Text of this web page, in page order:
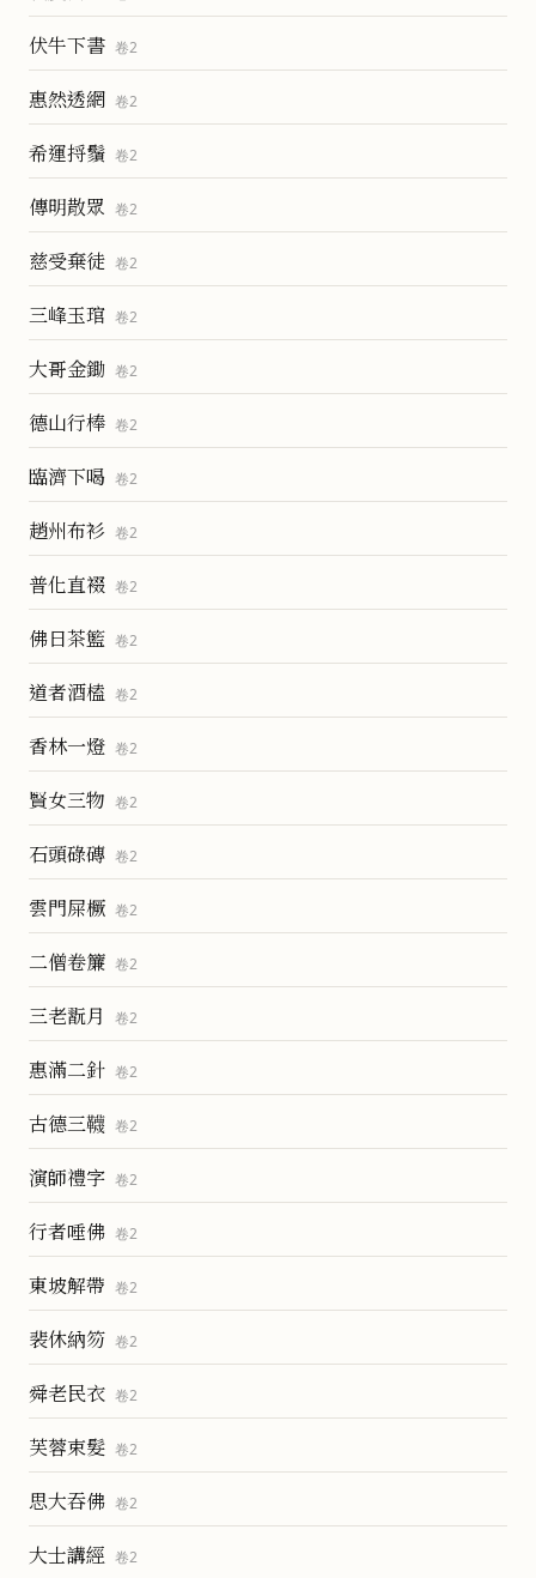
伏牛下書 卷2
惠然透網 卷2
希運捋鬚 卷2
傳明散眾 卷2
慈受棄徒 卷2
三峰玉琯 卷2
大哥金鋤 卷2
德山行棒 卷2
臨濟下喝 卷2
趙州布衫 卷2
普化直裰 卷2
佛日茶籃 卷2
道者酒榼 卷2
香林一燈 卷2
賢女三物 卷2
石頭碌磚 卷2
雲門屎橛 卷2
二僧卷簾 卷2
三老翫月 卷2
惠滿二針 卷2
古德三韈 卷2
演師禮字 卷2
行者唾佛 卷2
東坡解帶 卷2
裴休納笏 卷2
舜老民衣 卷2
芙蓉束髮 卷2
思大吞佛 卷2
大士講經 卷2